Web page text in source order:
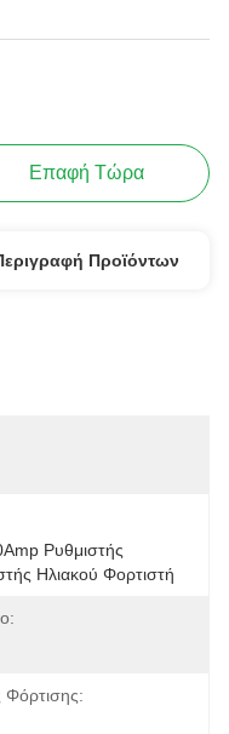
Επαφή Τώρα
Προϊόντων
Ρυθμιστής
Ηλιακού Φορτιστή
Φόρτισης: